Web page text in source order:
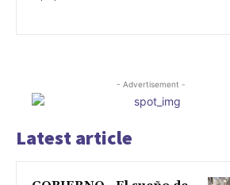
- Advertisement -
Latest article